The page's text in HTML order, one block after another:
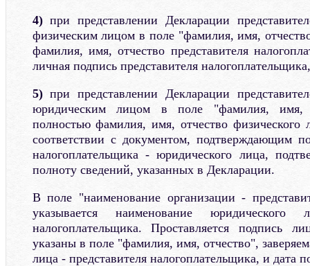
4)при представлении Декларации
физическим лицом в поле "фамилия, имя,
фамилия, имя, отчество представителя
личная подпись представителя
5)при представлении Декларации
юридическим лицом в поле "фамилия, имя,
полностью фамилия, имя, отчество физического
соответствии с документом, подтверждающим
налогоплательщика - юридического лица,
полноту сведений, указанных в Декларации.
В поле "наименование организации -
указывается наименование юридического
налогоплательщика. Проставляется подпись
указаны в поле "фамилия, имя, отчество",
лица - представителя налогоплательщика, и дата